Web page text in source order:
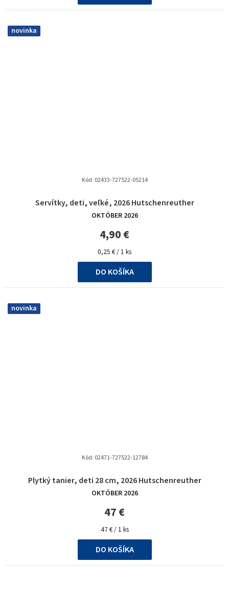
novinka
Servítky, deti, veľké, 2026 Hutschenreuther
OKTÓBER 2026
4,90 €
Jednotková
cena:
0,25 € / 1 ks
DO KOŠÍKA
Kód: 02433-727522-05214
novinka
Plytký tanier, deti 28 cm, 2026 Hutschenreuther
OKTÓBER 2026
47 €
Jednotková
cena:
47 € / 1 ks
DO KOŠÍKA
Kód: 02471-727522-12784